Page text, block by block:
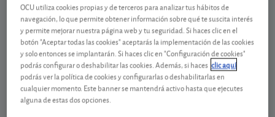
Contenido reservado a SOCIOS
Gestiona tu dinero con visión
experta
y consigue que cada euro trabaje
OCU utiliza cookies propias y de terceros para analizar tus hábitos de
navegación, lo que permite obtener información sobre qué te suscita interés
y permite mejorar nuestra página web y tu seguridad. Si haces clic en el
botón "Aceptar todas las cookies" aceptarás la implementación de las cookies
y solo entonces se implantarán. Si haces clic en "Configuración de cookies"
podrás configurar o deshabilitar las cookies. Además, si haces clic aquí
podrás ver la política de cookies y configurarlas o deshabilitarlas en
cualquier momento. Este banner se mantendrá activo hasta que ejecutes
alguna de estas dos opciones.